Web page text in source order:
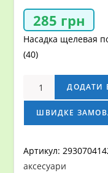
285 грн
Насадка щелевая
(40)
Насадка
щелевая
полиуретановая
для
D38
ДОДАТИ
ШВИДКЕ
Артикул:
аксесуари